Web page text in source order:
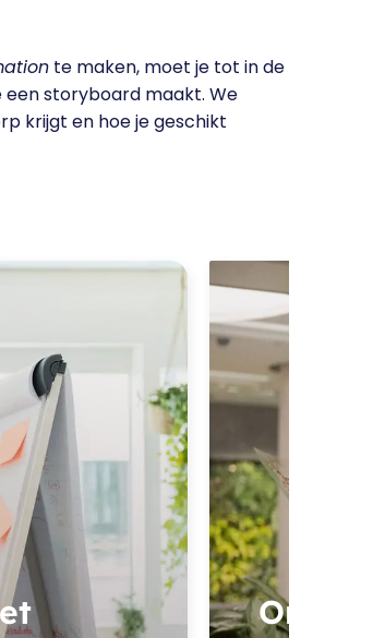
te maken, moet je tot in de
een storyboard maakt. We
krijgt en hoe je geschikt
Onze